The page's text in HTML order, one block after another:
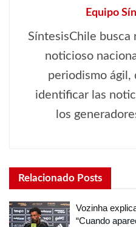
Equipo
SíntesisChile
noticioso
periodismo ágil,
identificar las
los
Relacionado Posts
Vozinha
“Cuando